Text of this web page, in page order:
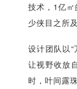
技术，1亿
少侠目之所
设计团队以
让视野收放
时，叶间露